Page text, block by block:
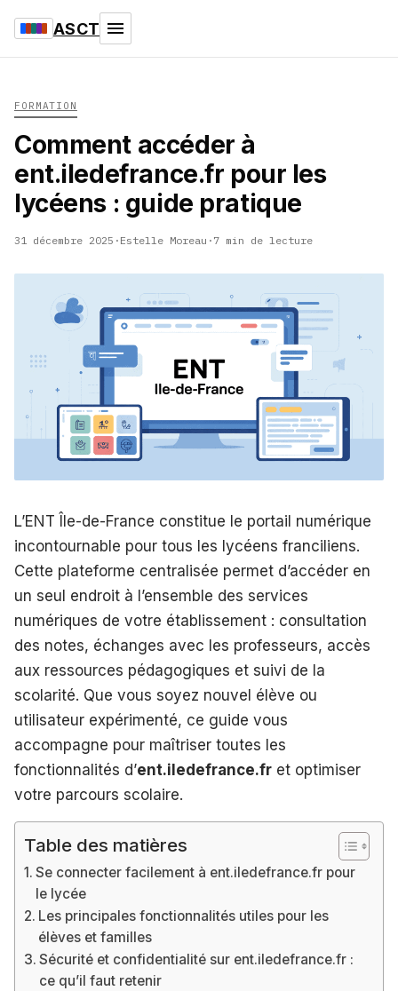
ASCT
FORMATION
Comment accéder à
ent.iledefrance.fr pour les
lycéens : guide pratique
31 décembre 2025 · Estelle Moreau · 7 min de lecture
L’ENT Île-de-France constitue le portail numérique
incontournable pour tous les lycéens franciliens.
Cette plateforme centralisée permet d’accéder en
un seul endroit à l’ensemble des services
numériques de votre établissement : consultation
des notes, échanges avec les professeurs, accès
aux ressources pédagogiques et suivi de la
scolarité. Que vous soyez nouvel élève ou
utilisateur expérimenté, ce guide vous
accompagne pour maîtriser toutes les
fonctionnalités d’ent.iledefrance.fr et optimiser
votre parcours scolaire.
Table des matières
Se connecter facilement à ent.iledefrance.fr pour
le lycée
Les principales fonctionnalités utiles pour les
élèves et familles
Sécurité et confidentialité sur ent.iledefrance.fr :
ce qu’il faut retenir